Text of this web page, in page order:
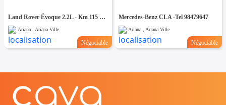
Land Rover Évoque 2.2L - Km 115 mille - Tel 98479647
Ariana , Ariana Ville
Négociable
Mercedes-Benz CLA -Tel 98479647
Ariana , Ariana Ville
Négociable